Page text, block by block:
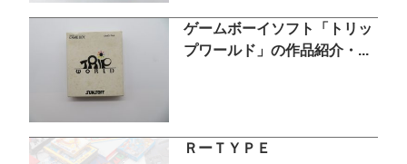
ゲームボーイソフト「トリッ
プワールド」の作品紹介・...
ＲーＴＹＰＥ